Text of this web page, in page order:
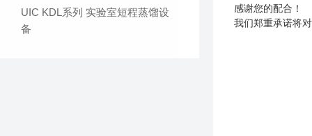
感谢您的配合！
我们郑重承诺将
UIC KDL系列 实验室短程蒸馏设
备